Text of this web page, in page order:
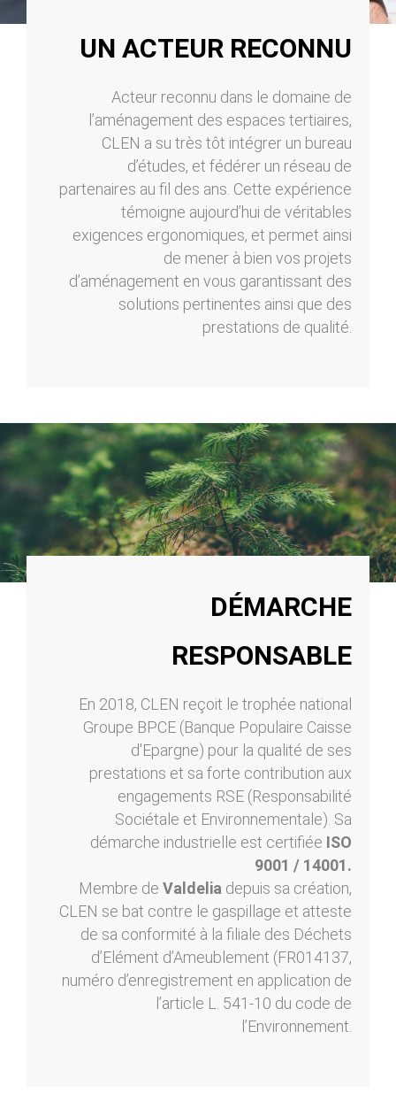
UN ACTEUR RECONNU
Acteur reconnu dans le domaine de
l’aménagement des espaces tertiaires,
CLEN a su très tôt intégrer un bureau
d’études, et fédérer un réseau de
partenaires au fil des ans. Cette expérience
témoigne aujourd’hui de véritables
exigences ergonomiques, et permet ainsi
de mener à bien vos projets
d’aménagement en vous garantissant des
solutions pertinentes ainsi que des
prestations de qualité.
DÉMARCHE
RESPONSABLE
En 2018, CLEN reçoit le trophée national
Groupe BPCE (Banque Populaire Caisse
d'Epargne) pour la qualité de ses
prestations et sa forte contribution aux
engagements RSE (Responsabilité
Sociétale et Environnementale). Sa
démarche industrielle est certifiée ISO
9001 / 14001.
Membre de Valdelia depuis sa création,
CLEN se bat contre le gaspillage et atteste
de sa conformité à la filiale des Déchets
d’Elément d’Ameublement (FR014137,
numéro d’enregistrement en application de
l’article L. 541-10 du code de
l’Environnement.